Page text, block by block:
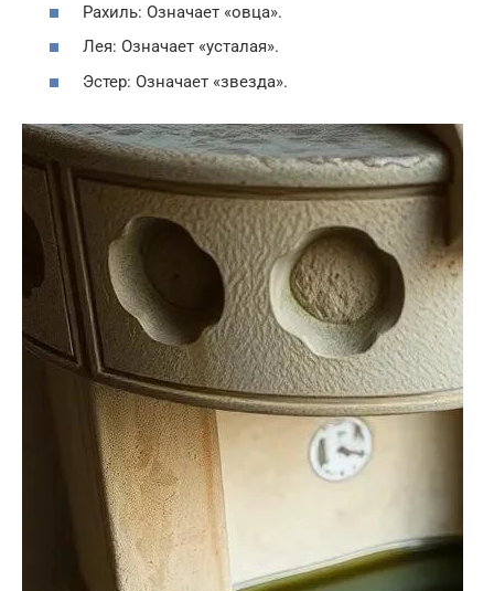
Рахиль: Означает «овца».
Лея: Означает «усталая».
Эстер: Означает «звезда».